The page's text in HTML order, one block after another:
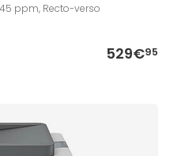
ppm, Recto-verso
529€95